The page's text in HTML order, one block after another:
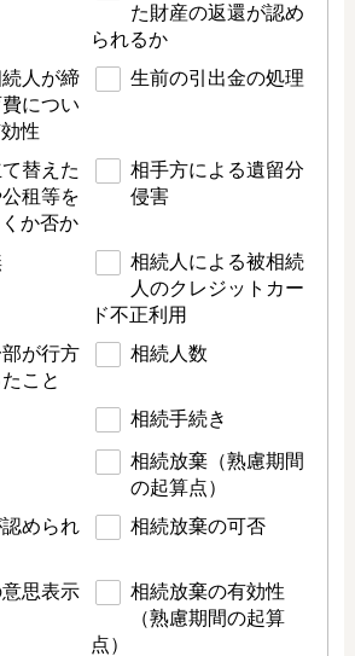
た財産の返還が認め
られるか
人が締
につい
性
生前の引出金の処理
替えた
租等を
か否か
相手方による遺留分
侵害
相続人による被相続
人のクレジットカー
ド不正利用
が行方
こと
相続人数
相続手続き
相続放棄（熟慮期間
の起算点）
められ
相続放棄の可否
思表示
相続放棄の有効性
（熟慮期間の起算
点）